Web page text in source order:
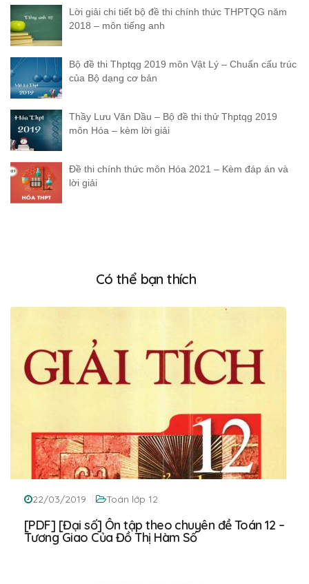
Lời giải chi tiết bộ đề thi chính thức THPTQG năm
2018 – môn tiếng anh
Bộ đề thi Thptqg 2019 môn Vật Lý – Chuẩn cấu trúc
của Bộ dạng cơ bản
Thầy Lưu Văn Dầu – Bộ đề thi thử Thptqg 2019
môn Hóa – kèm lời giải
Đề thi chính thức môn Hóa 2021 – Kèm đáp án và
lời giải
Có thể bạn thích
22/03/2019 Toán lớp 12
[PDF] [Đại số] Ôn tập theo chuyên đề Toán 12 –
Tương Giao Của Đồ Thị Hàm Số